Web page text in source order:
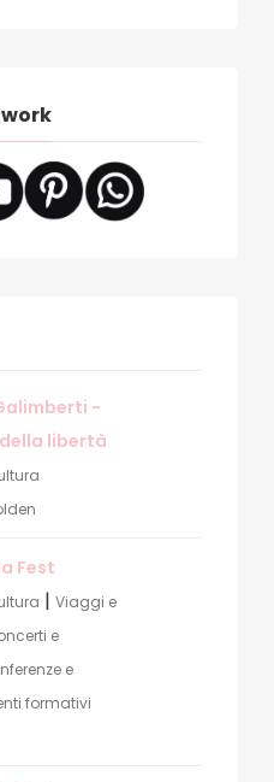
-
libertà
Fest
| Viaggi e
e
e
formativi